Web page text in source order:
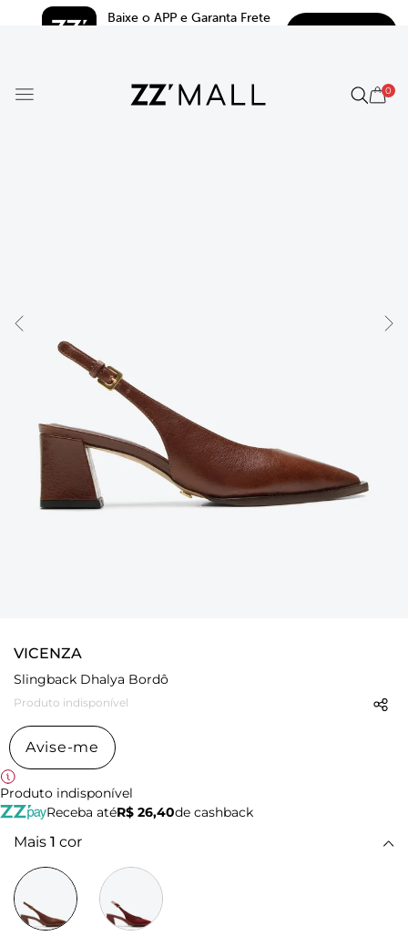
Baixe o APP e Garanta Frete
0
VICENZA
Slingback Dhalya Bordô
Produto indisponível
Avise-me
Produto indisponível
Receba atéR$ 26,40de cashback
Mais 1 cor